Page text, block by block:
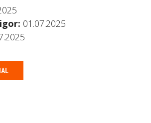
01.07.2025